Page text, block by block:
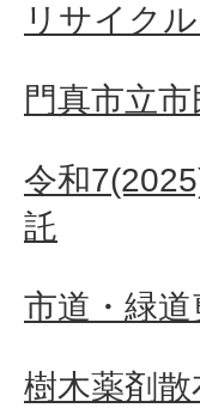
リサイク
門真市立
令和
託
市道・緑
樹木薬剤